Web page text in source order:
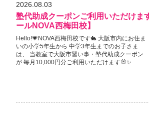
塾代助成クーポンご利用いただけま
ールNOVA西梅田校】
2026.08.03
Hello!💗NOVA西梅田校です🐇 大阪市内にお住ま
いの小学5年生から 中学3年生までのお子さま
は、 当教室で大阪市習い事・塾代助成クーポン
が 毎月10,000円分ご利用いただけます🐰✨